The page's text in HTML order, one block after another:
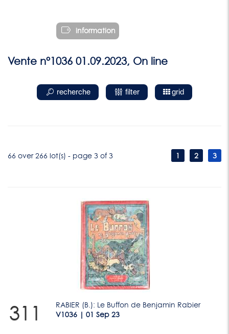
information
Vente n°1036 01.09.2023, On line
recherche filter grid
66 over 266 lot(s) - page 3 of 3 2 3
311
RABIER (B.): Le Buffon de Benjamin Rabier
V1036 | 01 Sep 23